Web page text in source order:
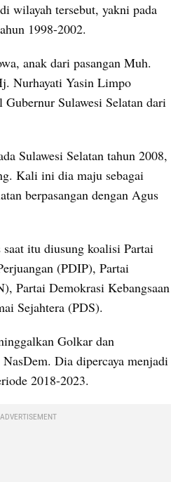
wilayah tersebut, yakni pada
1998-2002.
anak dari pasangan Muh.
Nurhayati Yasin Limpo
Sulawesi Selatan dari
Sulawesi Selatan tahun 2008,
Kali ini dia maju sebagai
berpasangan dengan Agus
itu diusung koalisi Partai
(PDIP), Partai
Partai Demokrasi Kebangsaan
Sejahtera (PDS).
Golkar dan
Dia dipercaya menjadi
2018-2023.
ADVERTISEMENT